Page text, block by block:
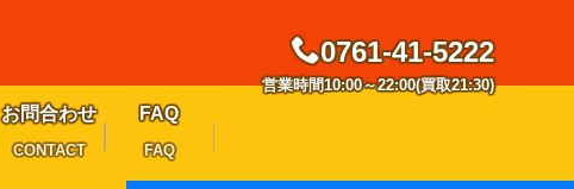
0761-41-5222
営業時間10:00～22:00(買取21:30)
お問合わせ
CONTACT
FAQ
FAQ